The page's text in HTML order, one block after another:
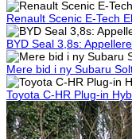
Renault Scenic E-Tech
BYD Seal 3,8s:
Mere bid i ny Subaru
Toyota C-HR Plug-in